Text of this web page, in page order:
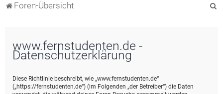
Foren-Übersicht
www.fernstudenten.de -
Datenschutzerklärung
Diese Richtlinie beschreibt, wie „www.fernstudenten.de“
(„https://fernstudenten.de“) (im Folgenden „der Betreiber“) die Daten